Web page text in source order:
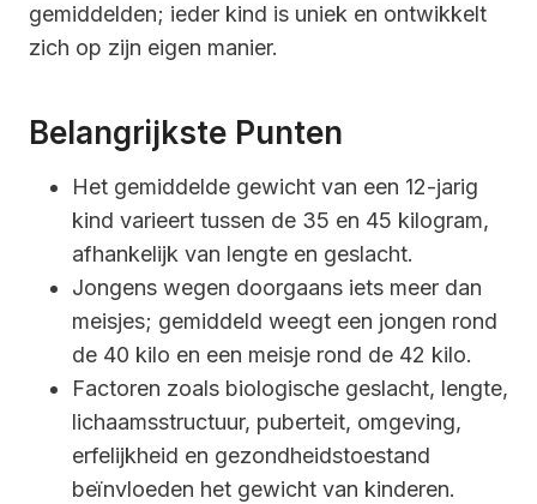
gemiddelden; ieder kind is uniek en ontwikkelt
zich op zijn eigen manier.
Belangrijkste Punten
Het gemiddelde gewicht van een 12-jarig
kind varieert tussen de 35 en 45 kilogram,
afhankelijk van lengte en geslacht.
Jongens wegen doorgaans iets meer dan
meisjes; gemiddeld weegt een jongen rond
de 40 kilo en een meisje rond de 42 kilo.
Factoren zoals biologische geslacht, lengte,
lichaamsstructuur, puberteit, omgeving,
erfelijkheid en gezondheidstoestand
beïnvloeden het gewicht van kinderen.